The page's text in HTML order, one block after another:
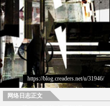
https://blog.creaders.net/u/31946/>
网络日志正文